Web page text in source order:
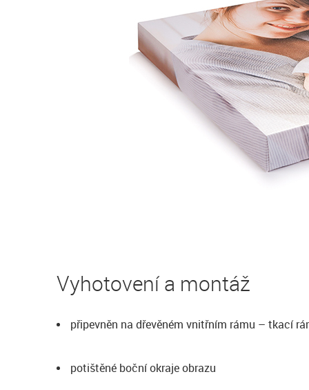
Vyhotovení a montáž
připevněn na dřevěném vnitřním rámu – tkací
potištěné boční okraje obrazu